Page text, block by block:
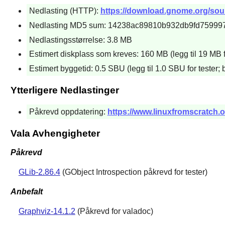
Nedlasting (HTTP): https://download.gnome.org/
Nedlasting MD5 sum:
Nedlastingsstørrelse: 3.8 MB
Estimert diskplass som kreves: 160 MB (legg til 19 MB
Estimert byggetid: 0.5 SBU (legg til 1.0 SBU for tester;
Ytterligere Nedlastinger
Påkrevd oppdatering: https://
Vala Avhengigheter
Påkrevd
GLib-2.86.4(GObject Introspection påkrevd for tester)
Anbefalt
Graphviz-14.1.2 (Påkrevd for valadoc)